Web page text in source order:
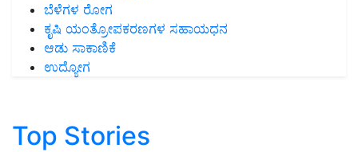
ಬೆಳೆಗಳ ರೋಗ
ಕೃಷಿ ಯಂತ್ರೋಪಕರಣಗಳ ಸಹಾಯಧನ
ಆಡು ಸಾಕಾಣಿಕೆ
ಉದ್ಯೋಗ
Top Stories